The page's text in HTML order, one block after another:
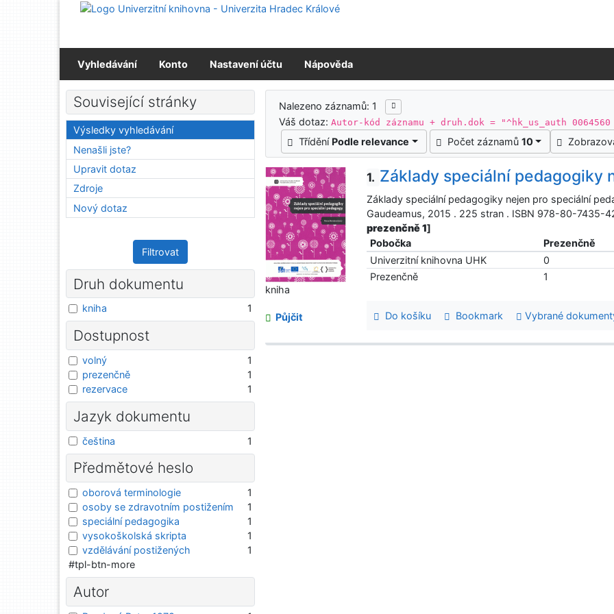
Přejít na obsah
Vyhledávání Konto Nastavení účtu Nápověda
Výsledky vyhledávání
Nalezeno záznamů: 1
Váš dotaz:Autor-kód záznamu + druh.dok = "^hk_us_auth
Třídění Podle relevance Počet záznamů 10
1. Základy speciální pedagogiky
Základy speciální pedagogiky nejen pro speciální
Gaudeamus, 2015 . 225 stran . ISBN 978-80-
prezenčně 1]
Pobočka
Prezenčně
Univerzitní knihovna UHK
0
Prezenčně
1
Do košíku Bookmark Vybrané
kniha
Půjčit
Související stránky
Výsledky vyhledávání
Nenašli jste?
Upravit dotaz
Zdroje
Nový dotaz
Filtrovat
Druh dokumentu
kniha 1
Dostupnost
volný
1
prezenčně
1
rezervace
1
Jazyk dokumentu
čeština 1
Předmětové heslo
oborová terminologie
1
osoby se zdravotním postižením
1
speciální pedagogika
1
vysokoškolská skripta
1
vzdělávání postižených
1
#tpl-btn-more
Autor